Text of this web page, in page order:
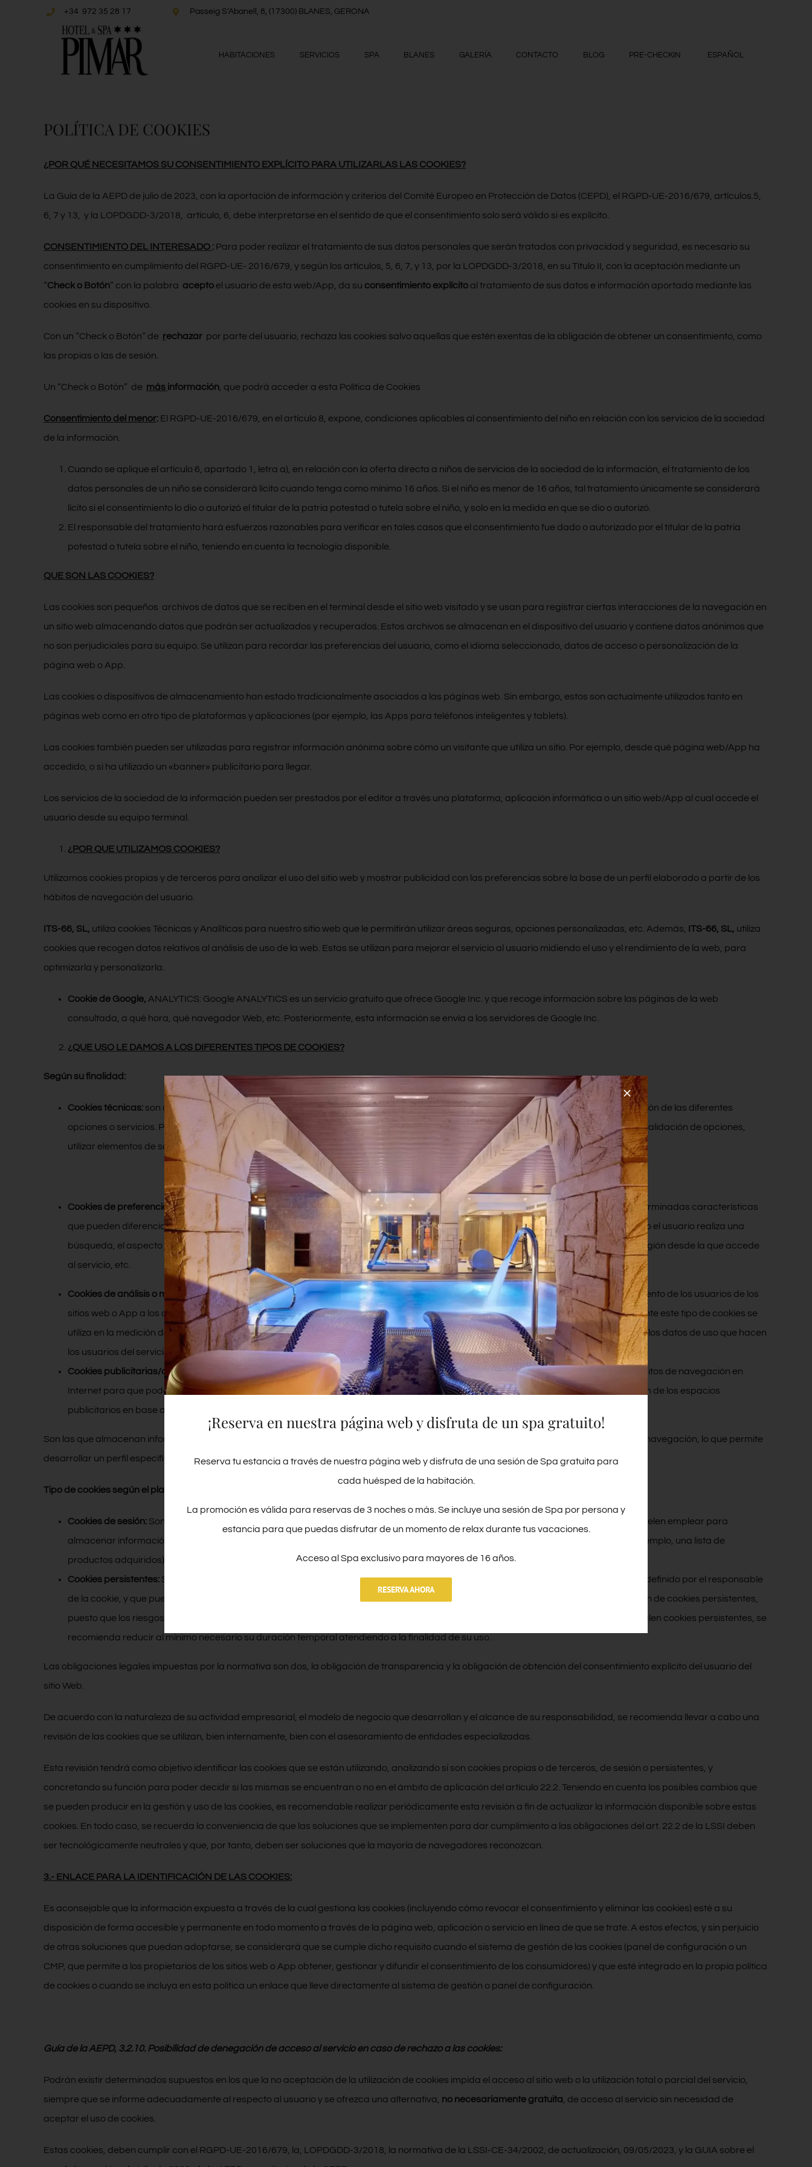
+34 972 35 28 17 Passeig S’Abanell, 8, (17300) BLANES, GERONA
HABITACIONES SERVICIOS SPA BLANES GALERÍA CONTACTO BLOG PRE-CHECKIN ESPAÑOL
POLÍTICA DE COOKIES
¿POR QUÉ NECESITAMOS SU CONSENTIMIENTO EXPLÍCITO PARA UTILIZARLAS LAS COOKIES?
La Guía de la AEPD de julio de 2023, con la aportación de información y criterios del Comité Europeo en Protección de Datos (CEPD), el RGPD-UE-2016/679, artículos.5,
6, 7 y 13, y la LOPDGDD-3/2018, artículo, 6, debe interpretarse en el sentido de que el consentimiento solo será válido si es explícito.
CONSENTIMIENTO DEL INTERESADO :Para poder realizar el tratamiento de sus datos personales que serán tratados con privacidad y seguridad, es necesario su
consentimiento en cumplimiento del RGPD-UE- 2016/679, y según los artículos, 5, 6, 7, y 13, por la LOPDGDD-3/2018, en su Título II, con la aceptación mediante un
“Check o Botón” con la palabra aceptoel usuario de esta web/App, da su consentimiento explícitoal tratamiento de sus datos e información aportada mediante las
cookies en su dispositivo.
Con un “Check o Botón” de rechazar por parte del usuario, rechaza las cookies salvo aquellas que estén exentas de la obligación de obtener un consentimiento, como
las propias o las de sesión.
Un “Check o Botón” de más información, que podrá acceder a esta Política de Cookies
Consentimiento del menor:El RGPD-UE-2016/679, en el artículo 8, expone, condiciones aplicables al consentimiento del niño en relación con los servicios de la sociedad
de la información.
Cuando se aplique el artículo 6, apartado 1, letra a), en relación con la oferta directa a niños de servicios de la sociedad de la información, el tratamiento de los
datos personales de un niño se considerará lícito cuando tenga como mínimo 16 años. Si el niño es menor de 16 años, tal tratamiento únicamente se considerará
lícito si el consentimiento lo dio o autorizó el titular de la patria potestad o tutela sobre el niño, y solo en la medida en que se dio o autorizó.
El responsable del tratamiento hará esfuerzos razonables para verificar en tales casos que el consentimiento fue dado o autorizado por el titular de la patria
potestad o tutela sobre el niño, teniendo en cuenta la tecnología disponible.
QUE SON LAS COOKIES?
Las cookies son pequeños archivos de datos que se reciben en el terminal desde el sitio web visitado y se usan para registrar ciertas interacciones de la navegación en
un sitio web almacenando datos que podrán ser actualizados y recuperados. Estos archivos se almacenan en el dispositivo del usuario y contiene datos anónimos que
no son perjudiciales para su equipo. Se utilizan para recordar las preferencias del usuario, como el idioma seleccionado, datos de acceso o personalización de la
página web o App.
Las cookies o dispositivos de almacenamiento han estado tradicionalmente asociados a las páginas web. Sin embargo, estos son actualmente utilizados tanto en
páginas web como en otro tipo de plataformas y aplicaciones (por ejemplo, las Apps para teléfonos inteligentes y tablets).
Las cookies también pueden ser utilizadas para registrar información anónima sobre cómo un visitante que utiliza un sitio. Por ejemplo, desde qué página web/App ha
accedido, o si ha utilizado un «banner» publicitario para llegar.
Los servicios de la sociedad de la información pueden ser prestados por el editor a través una plataforma, aplicación informática o un sitio web/App al cual accede el
usuario desde su equipo terminal.
¿POR QUE UTILIZAMOS COOKIES?
Utilizamos cookies propias y de terceros para analizar el uso del sitio web y mostrar publicidad con las preferencias sobre la base de un perfil elaborado a partir de los
hábitos de navegación del usuario.
ITS-66, SL, utiliza cookies Técnicas y Analíticas para nuestro sitio web que le permitirán utilizar áreas seguras, opciones personalizadas, etc. Además, ITS-66, SL, utiliza
cookies que recogen datos relativos al análisis de uso de la web. Estas se utilizan para mejorar el servicio al usuario midiendo el uso y el rendimiento de la web, para
optimizarla y personalizarla.
Cookie de Google, ANALYTICS: Google ANALYTICS es un servicio gratuito que ofrece Google Inc. y que recoge información sobre las páginas de la web
consultada, a qué hora, qué navegador Web, etc. Posteriormente, esta información se envía a los servidores de Google Inc.
¿QUE USO LE DAMOS A LOS DIFERENTES TIPOS DE COOKIES?
Según su finalidad:
Cookies técnicas: son aquellas que permiten al usuario la navegación a través de una página web, plataforma o aplicación y la utilización de las diferentes
opciones o servicios. Por ejemplo, las que sirven para el mantenimiento de la sesión, la gestión del tiempo de respuesta, rendimiento o validación de opciones,
utilizar elementos de seguridad y compartir contenidos.
Cookies de preferencias o personalización:Son las que permiten recordar información para que el usuario acceda al servicio con determinadas características
que pueden diferenciar su experiencia de la de otros usuarios, como, por ejemplo, el idioma, el número de resultados a mostrar cuando el usuario realiza una
búsqueda, el aspecto o contenido del servicio en función del tipo de navegador a través del cual el usuario accede al servicio o de la región desde la que accede
al servicio, etc.
Cookies de análisis o medición (analytics):
Son las que permiten al responsable de las mismas el seguimiento y análisis del comportamiento de los usuarios de los
sitios web o App a los que están vinculadas, incluida la cuantificación de los impactos de los anuncios. La información recogida mediante este tipo de cookies se
utiliza en la medición de la actividad de los sitios web, aplicación o plataforma, con el fin de introducir mejoras en función del análisis de los datos de uso que hacen
los usuarios del servicio.
Cookies publicitarias/de publicidad:
Son las que, tratadas por el administrador de la App o por terceros, nos permiten analizar sus hábitos de navegación en
Internet para que podamos mostrarle publicidad relacionada con su perfil de navegación. Las cookies publicitarias permiten la gestión de los espacios
publicitarios en base a criterios concretos.
Son las que almacenan información del comportamiento de los usuarios obtenida a través de la observación continuada de sus hábitos de navegación, lo que permite
desarrollar un perfil específico para mostrar publicidad en función del mismo.
Tipo de cookies según el plazo de tiempo que permanecerán activas:
Cookies de sesión: Son aquellas diseñadas para recabar y almacenar datos mientras el usuario accede a una página web/App. Se suelen emplear para
almacenar información que solo interesa conservar para la prestación del servicio solicitado por el usuario en una sola ocasión (por ejemplo, una lista de
productos adquiridos) y desaparecen al terminar la sesión.
Cookies persistentes: Son las que los datos siguen almacenados en el terminal y pueden ser accedidos y tratados durante un periodo definido por el responsable
de la cookie, y que puede ir de unos minutos a varios años. A este respecto debe valorarse específicamente si es necesaria la utilización de cookies persistentes,
puesto que los riesgos para la privacidad podrían reducirse mediante la utilización de cookies de sesión. En todo caso, cuando se instalen cookies persistentes, se
recomienda reducir al mínimo necesario su duración temporal atendiendo a la finalidad de su uso.
Las obligaciones legales impuestas por la normativa son dos, la obligación de transparencia y la obligación de obtención del consentimiento explícito del usuario del
sitio Web.
De acuerdo con la naturaleza de su actividad empresarial, el modelo de negocio que desarrollan y el alcance de su responsabilidad, se recomienda llevar a cabo una
revisión de las cookies que se utilizan, bien internamente, bien con el asesoramiento de entidades especializadas.
Esta revisión tendrá como objetivo identificar las cookies que se están utilizando, analizando si son cookies propias o de terceros, de sesión o persistentes, y
concretando su función para poder decidir si las mismas se encuentran o no en el ámbito de aplicación del artículo 22.2. Teniendo en cuenta los posibles cambios que
se pueden producir en la gestión y uso de las cookies, es recomendable realizar periódicamente esta revisión a fin de actualizar la información disponible sobre estas
cookies. En todo caso, se recuerda la conveniencia de que las soluciones que se implementen para dar cumplimiento a las obligaciones del art. 22.2 de la LSSI deben
ser tecnológicamente neutrales y que, por tanto, deben ser soluciones que la mayoría de navegadores reconozcan.
3.- ENLACE PARA LA IDENTIFICACIÓN DE LAS COOKIES:
Es aconsejable que la información expuesta a través de la cual gestiona las cookies (incluyendo cómo revocar el consentimiento y eliminar las cookies) esté a su
disposición de forma accesible y permanente en todo momento a través de la página web, aplicación o servicio en línea de que se trate. A estos efectos, y sin perjuicio
de otras soluciones que puedan adoptarse, se considerará que se cumple dicho requisito cuando el sistema de gestión de las cookies (panel de configuración o un
CMP, que permite a los propietarios de los sitios web o App obtener, gestionar y difundir el consentimiento de los consumidores) y que esté integrado en la propia política
de cookies o cuando se incluya en esta política un enlace que lleve directamente al sistema de gestión o panel de configuración.
Guía de la AEPD, 3.2.10. Posibilidad de denegación de acceso al servicio en caso de rechazo a las cookies:
Podrán existir determinados supuestos en los que la no aceptación de la utilización de cookies impida el acceso al sitio web o la utilización total o parcial del servicio,
siempre que se informe adecuadamente al respecto al usuario y se ofrezca una alternativa, no necesariamente gratuita, de acceso al servicio sin necesidad de
aceptar el uso de cookies.
Estas cookies, deben cumplir con el RGPD-UE-2016/679, la, LOPDGDD-3/2018, la normativa de la LSSI-CE-34/2002, de actualización, 09/05/2023, y la GUIA sobre el
¡Reserva en nuestra página web y disfruta de un spa gratuito!
Reserva tu estancia a través de nuestra página web y disfruta de una sesión de Spa gratuita para
cada huésped de la habitación.
La promoción es válida para reservas de 3 noches o más. Se incluye una sesión de Spa por persona y
estancia para que puedas disfrutar de un momento de relax durante tus vacaciones.
Acceso al Spa exclusivo para mayores de 16 años.
RESERVA AHORA